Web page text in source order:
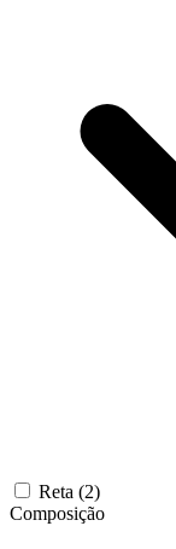
Reta (2)
Composição